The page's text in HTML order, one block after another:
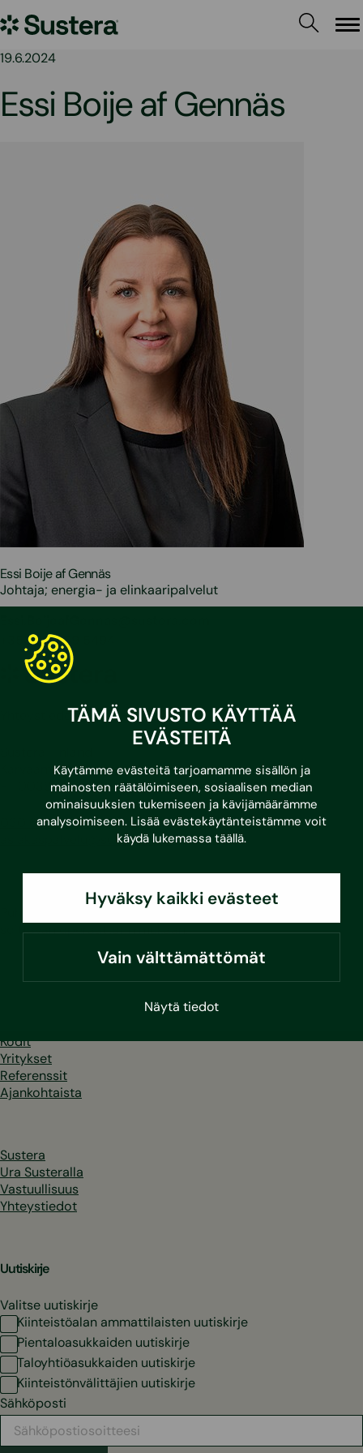
TÄMÄ SIVUSTO KÄYTTÄÄ
EVÄSTEITÄ
Käytämme evästeitä tarjoamamme sisällön ja
mainosten räätälöimiseen, sosiaalisen median
ominaisuuksien tukemiseen ja kävijämäärämme
analysoimiseen. Lisää evästekäytänteistämme voit
käydä lukemassa täällä.
Hyväksy kaikki evästeet
Vain välttämättömät
Näytä tiedot
sisältöön
Sustera
19.6.2024
Essi Boije af Gennäs
Essi Boije af Gennäs
Johtaja; energia- ja elinkaaripalvelut
+358 50 469 5494
Sustera
Yhteystiedot
Karvaamokuja 2 D
FI-00380 Helsinki
030 670 5500
asiakaspalvelu@sustera.com
Puhelut 030/010-alkuisiin numeroihin hinnoitellaan
soittavan operaattorin mukaan.
Kodit
Yritykset
Referenssit
Ajankohtaista
Sustera
Ura Susteralla
Vastuullisuus
Yhteystiedot
Uutiskirje
Valitse uutiskirje
Kiinteistöalan ammattilaisten uutiskirje
Pientaloasukkaiden uutiskirje
Taloyhtiöasukkaiden uutiskirje
Kiinteistönvälittäjien uutiskirje
Sähköposti